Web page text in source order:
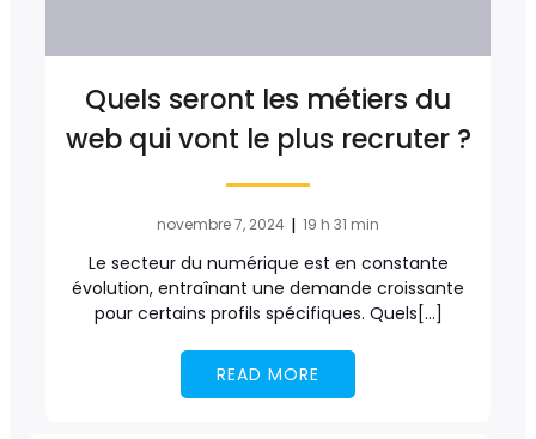
Quels seront les métiers du
web qui vont le plus recruter ?
novembre 7, 2024 | 19 h 31 min
Le secteur du numérique est en constante
évolution, entraînant une demande croissante
pour certains profils spécifiques. Quels[…]
READ MORE